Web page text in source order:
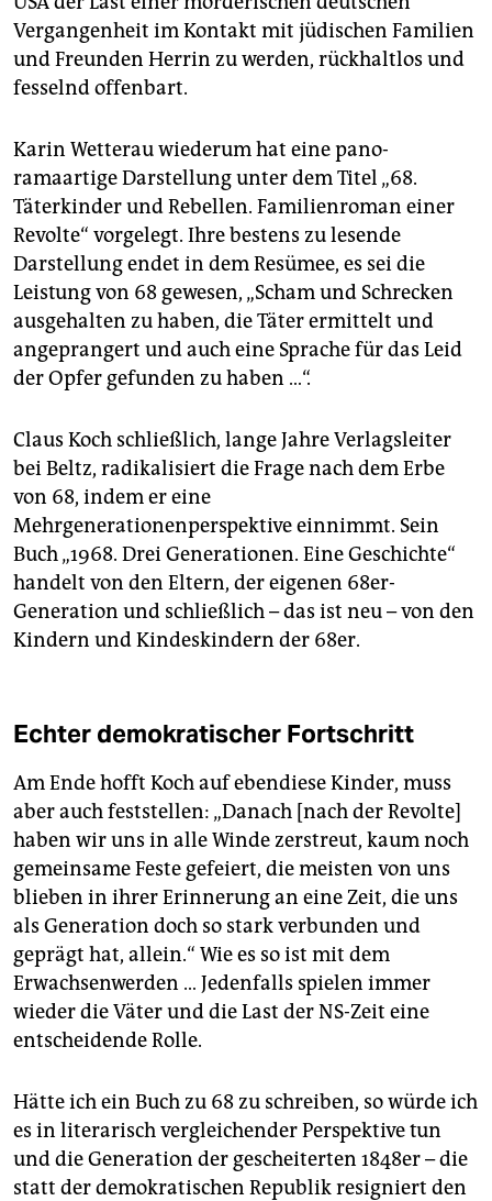
Vergangenheit im Kontakt mit jüdischen Familien
und Freunden Herrin zu werden, rückhaltlos und
fesselnd offenbart.
Karin Wetterau wiederum hat eine pano­
ramaartige Darstellung unter dem Titel „68.
Täterkinder und Rebellen. Familienroman einer
Revolte“ vorgelegt. Ihre bestens zu lesende
Darstellung endet in dem Resümee, es sei die
Leistung von 68 gewesen, „Scham und Schrecken
ausgehalten zu haben, die Täter ermittelt und
angeprangert und auch eine Sprache für das Leid
der Opfer gefunden zu haben …“.
Claus Koch schließlich, lange Jahre Verlagsleiter
bei Beltz, radikalisiert die Frage nach dem Erbe
von 68, indem er eine
Mehrgenerationenperspektive einnimmt. Sein
Buch „1968. Drei Generationen. Eine Geschichte“
handelt von den Eltern, der eigenen 68er-
Generation und schließlich – das ist neu – von den
Kindern und Kindeskindern der 68er.
Echter demokratischer Fortschritt
Am Ende hofft Koch auf ebendiese Kinder, muss
aber auch feststellen: „Danach [nach der Revolte]
haben wir uns in alle Winde zerstreut, kaum noch
gemeinsame Feste gefeiert, die meisten von uns
blieben in ihrer Erinnerung an eine Zeit, die uns
als Generation doch so stark verbunden und
geprägt hat, allein.“ Wie es so ist mit dem
Erwachsenwerden … Jedenfalls spielen immer
wieder die Väter und die Last der NS-Zeit eine
entscheidende Rolle.
Hätte ich ein Buch zu 68 zu schreiben, so würde ich
es in literarisch vergleichender Perspektive tun
und die Generation der gescheiterten 1848er – die
statt der demokratischen Republik resigniert den